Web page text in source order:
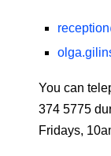
You can
374 5775
Fridays,